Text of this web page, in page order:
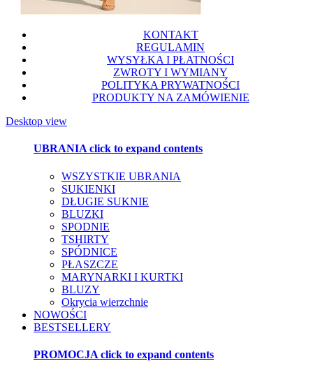
KONTAKT
REGULAMIN
WYSYŁKA I PŁATNOŚCI
ZWROTY I WYMIANY
POLITYKA PRYWATNOŚCI
PRODUKTY NA ZAMÓWIENIE
Desktop view
UBRANIAclick to expand contents
WSZYSTKIE UBRANIA
SUKIENKI
DŁUGIE SUKNIE
BLUZKI
SPODNIE
TSHIRTY
SPÓDNICE
PŁASZCZE
MARYNARKI I KURTKI
BLUZY
Okrycia wierzchnie
NOWOŚCI
BESTSELLERY
PROMOCJA click to expand contents